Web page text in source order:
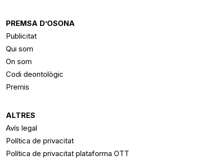
PREMSA D’OSONA
Publicitat
Qui som
On som
Codi deontològic
Premis
ALTRES
Avís legal
Política de privacitat
Política de privacitat plataforma OTT